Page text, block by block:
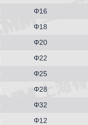
Φ16
Φ18
Φ20
Φ22
Φ25
Φ28
Φ32
Φ12